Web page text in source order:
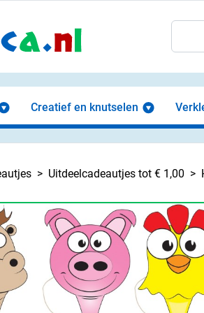
Creatief en knutselen
Uitdeelcadeautjes tot € 1,00